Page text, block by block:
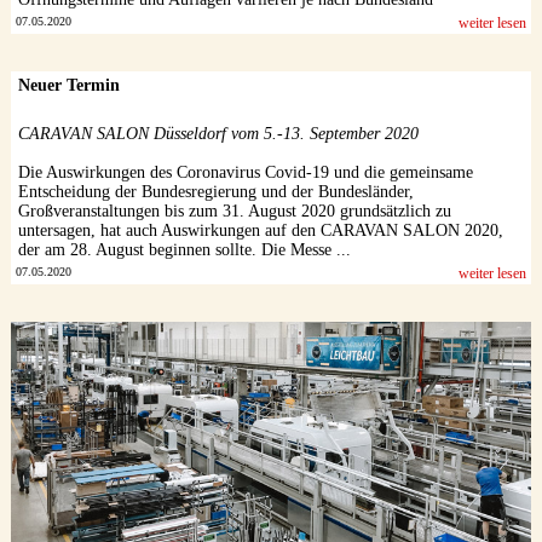
07.05.2020 weiter lesen
Neuer Termin
CARAVAN SALON Düsseldorf vom 5.-13. September 2020
Die Auswirkungen des Coronavirus Covid-19 und die gemeinsame
Entscheidung der Bundesregierung und der Bundesländer,
Großveranstaltungen bis zum 31. August 2020 grundsätzlich zu
untersagen, hat auch Auswirkungen auf den CARAVAN SALON 2020,
der am 28. August beginnen sollte. Die Messe ...
07.05.2020 weiter lesen